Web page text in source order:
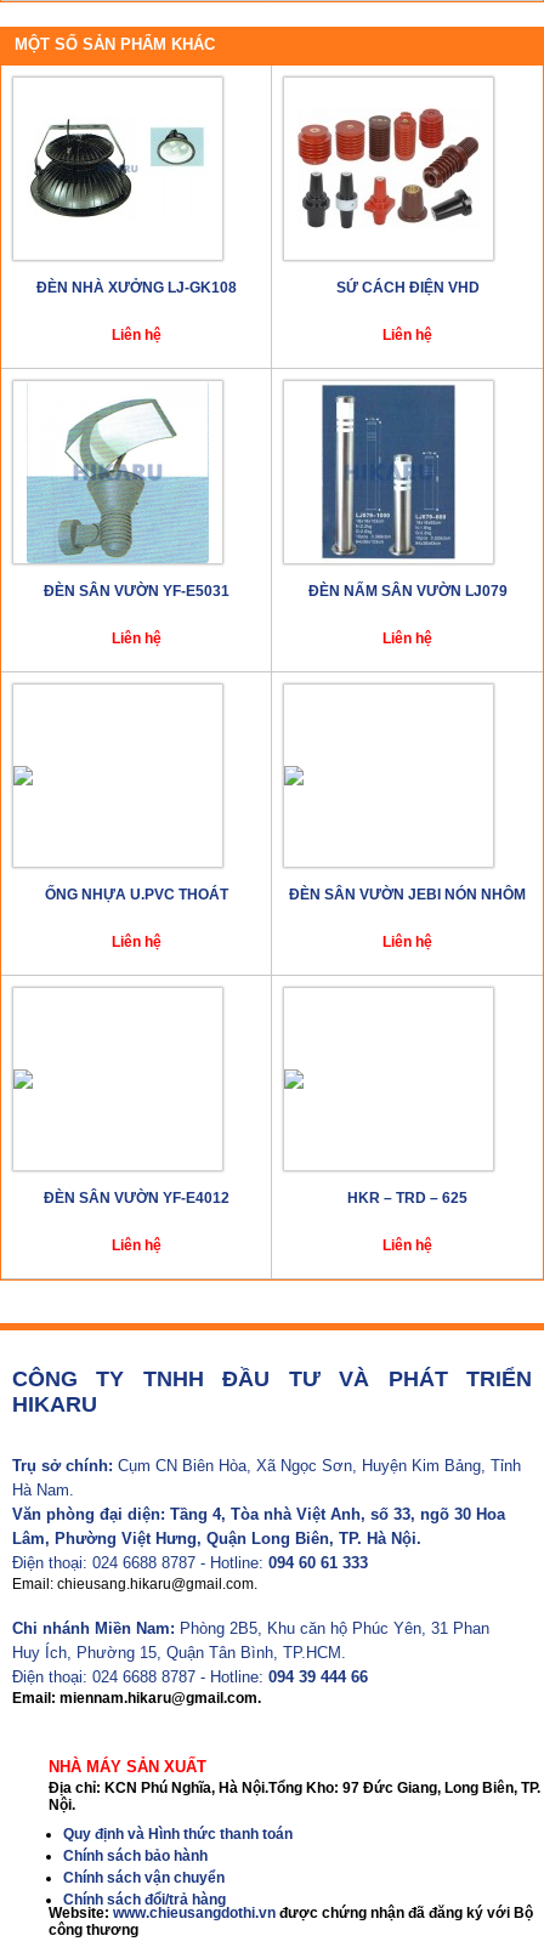
MỘT SỐ SẢN PHẨM KHÁC
ĐÈN NHÀ XƯỞNG LJ-GK108
Liên hệ
SỨ CÁCH ĐIỆN VHD
Liên hệ
ĐÈN SÂN VƯỜN YF-E5031
Liên hệ
ĐÈN NẤM SÂN VƯỜN LJ079
Liên hệ
ỐNG NHỰA U.PVC THOÁT
Liên hệ
ĐÈN SÂN VƯỜN JEBI NÓN NHÔM
Liên hệ
ĐÈN SÂN VƯỜN YF-E4012
Liên hệ
HKR – TRD – 625
Liên hệ
CÔNG TY TNHH ĐẦU TƯ VÀ PHÁT TRIỂN
HIKARU
Trụ sở chính: Cụm CN Biên Hòa, Xã Ngọc Sơn, Huyện Kim Bảng, Tỉnh
Hà Nam.
Văn phòng đại diện: Tầng 4, Tòa nhà Việt Anh, số 33, ngõ 30 Hoa
Lâm, Phường Việt Hưng, Quận Long Biên, TP. Hà Nội.
Điện thoại: 024 6688 8787 - Hotline: 094 60 61 333
Email: chieusang.hikaru@gmail.com.
Chi nhánh Miền Nam: Phòng 2B5, Khu căn hộ Phúc Yên, 31 Phan
Huy Ích, Phường 15, Quận Tân Bình, TP.HCM.
Điện thoại: 024 6688 8787 - Hotline: 094 39 444 66
Email: miennam.hikaru@gmail.com.
NHÀ MÁY SẢN XUẤT
Địa chỉ: KCN Phú Nghĩa, Hà Nội.Tổng Kho: 97 Đức Giang, Long Biên, TP.
Nội.
Quy định và Hình thức thanh toán
Chính sách bảo hành
Chính sách vận chuyển
Chính sách đổi/trả hàng
Website: www.chieusangdothi.vn được chứng nhận đã đăng ký với Bộ
công thương